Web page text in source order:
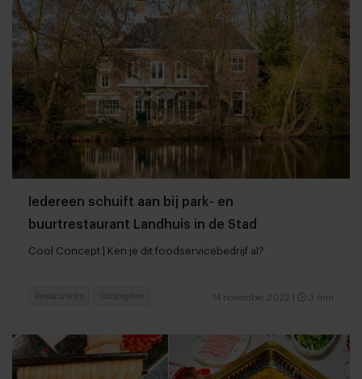
Iedereen schuift aan bij park- en
buurtrestaurant Landhuis in de Stad
Cool Concept | Ken je dit foodservicebedrijf al?
14 november 2022 3 min
Restaurants Concepten